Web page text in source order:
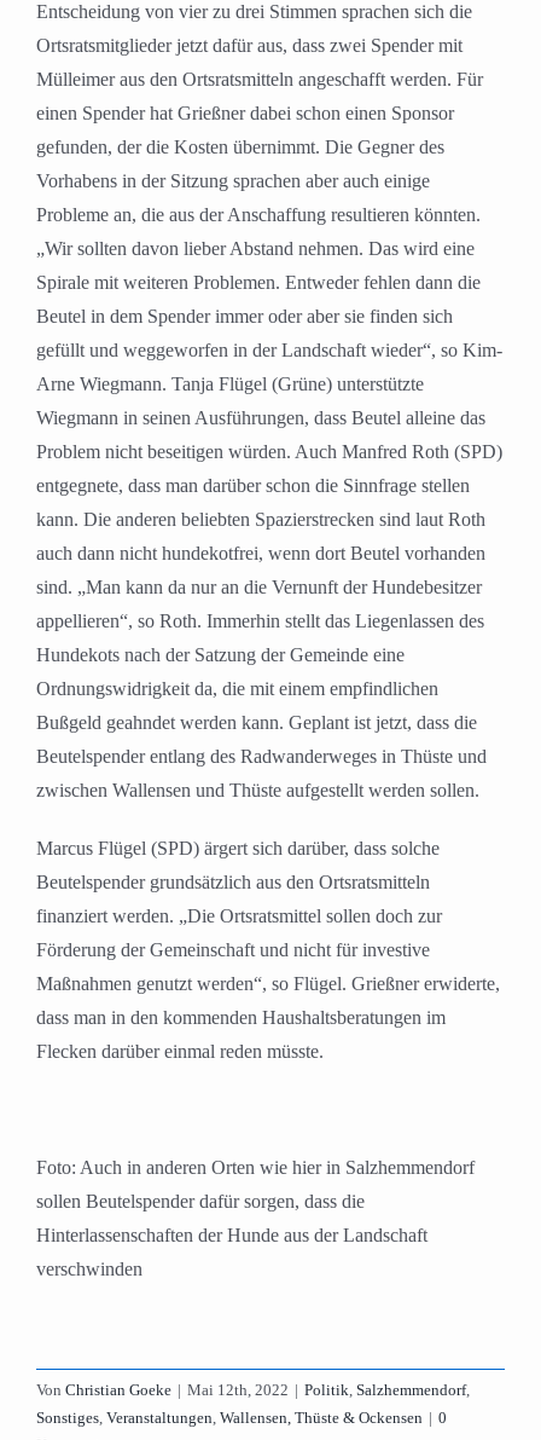
Entscheidung von vier zu drei Stimmen sprachen sich die
Ortsratsmitglieder jetzt dafür aus, dass zwei Spender mit
Mülleimer aus den Ortsratsmitteln angeschafft werden. Für
einen Spender hat Grießner dabei schon einen Sponsor
gefunden, der die Kosten übernimmt. Die Gegner des
Vorhabens in der Sitzung sprachen aber auch einige
Probleme an, die aus der Anschaffung resultieren könnten.
„Wir sollten davon lieber Abstand nehmen. Das wird eine
Spirale mit weiteren Problemen. Entweder fehlen dann die
Beutel in dem Spender immer oder aber sie finden sich
gefüllt und weggeworfen in der Landschaft wieder“, so Kim-
Arne Wiegmann. Tanja Flügel (Grüne) unterstützte
Wiegmann in seinen Ausführungen, dass Beutel alleine das
Problem nicht beseitigen würden. Auch Manfred Roth (SPD)
entgegnete, dass man darüber schon die Sinnfrage stellen
kann. Die anderen beliebten Spazierstrecken sind laut Roth
auch dann nicht hundekotfrei, wenn dort Beutel vorhanden
sind. „Man kann da nur an die Vernunft der Hundebesitzer
appellieren“, so Roth. Immerhin stellt das Liegenlassen des
Hundekots nach der Satzung der Gemeinde eine
Ordnungswidrigkeit da, die mit einem empfindlichen
Bußgeld geahndet werden kann. Geplant ist jetzt, dass die
Beutelspender entlang des Radwanderweges in Thüste und
zwischen Wallensen und Thüste aufgestellt werden sollen.
Marcus Flügel (SPD) ärgert sich darüber, dass solche
Beutelspender grundsätzlich aus den Ortsratsmitteln
finanziert werden. „Die Ortsratsmittel sollen doch zur
Förderung der Gemeinschaft und nicht für investive
Maßnahmen genutzt werden“, so Flügel. Grießner erwiderte,
dass man in den kommenden Haushaltsberatungen im
Flecken darüber einmal reden müsste.
Foto: Auch in anderen Orten wie hier in Salzhemmendorf
sollen Beutelspender dafür sorgen, dass die
Hinterlassenschaften der Hunde aus der Landschaft
verschwinden
Von Christian Goeke | Mai 12th, 2022 | Politik, Salzhemmendorf,
Sonstiges, Veranstaltungen, Wallensen, Thüste & Ockensen | 0